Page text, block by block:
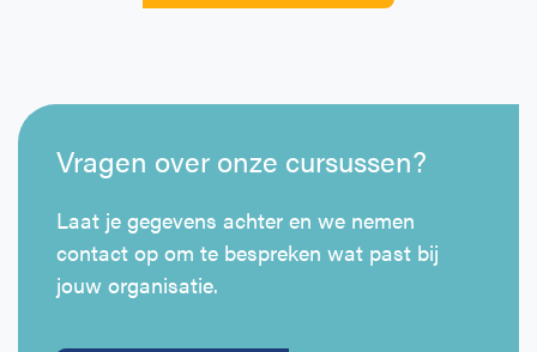
Vragen over onze cursussen?
Laat je gegevens achter en we nemen
contact op om te bespreken wat past bij
jouw organisatie.